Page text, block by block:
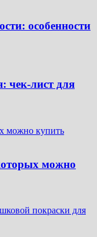
особенности
чек‑лист для
можно